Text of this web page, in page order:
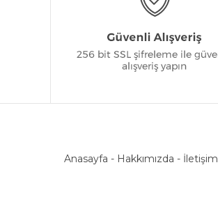
Anasayfa - Hakkımızda - İletişim